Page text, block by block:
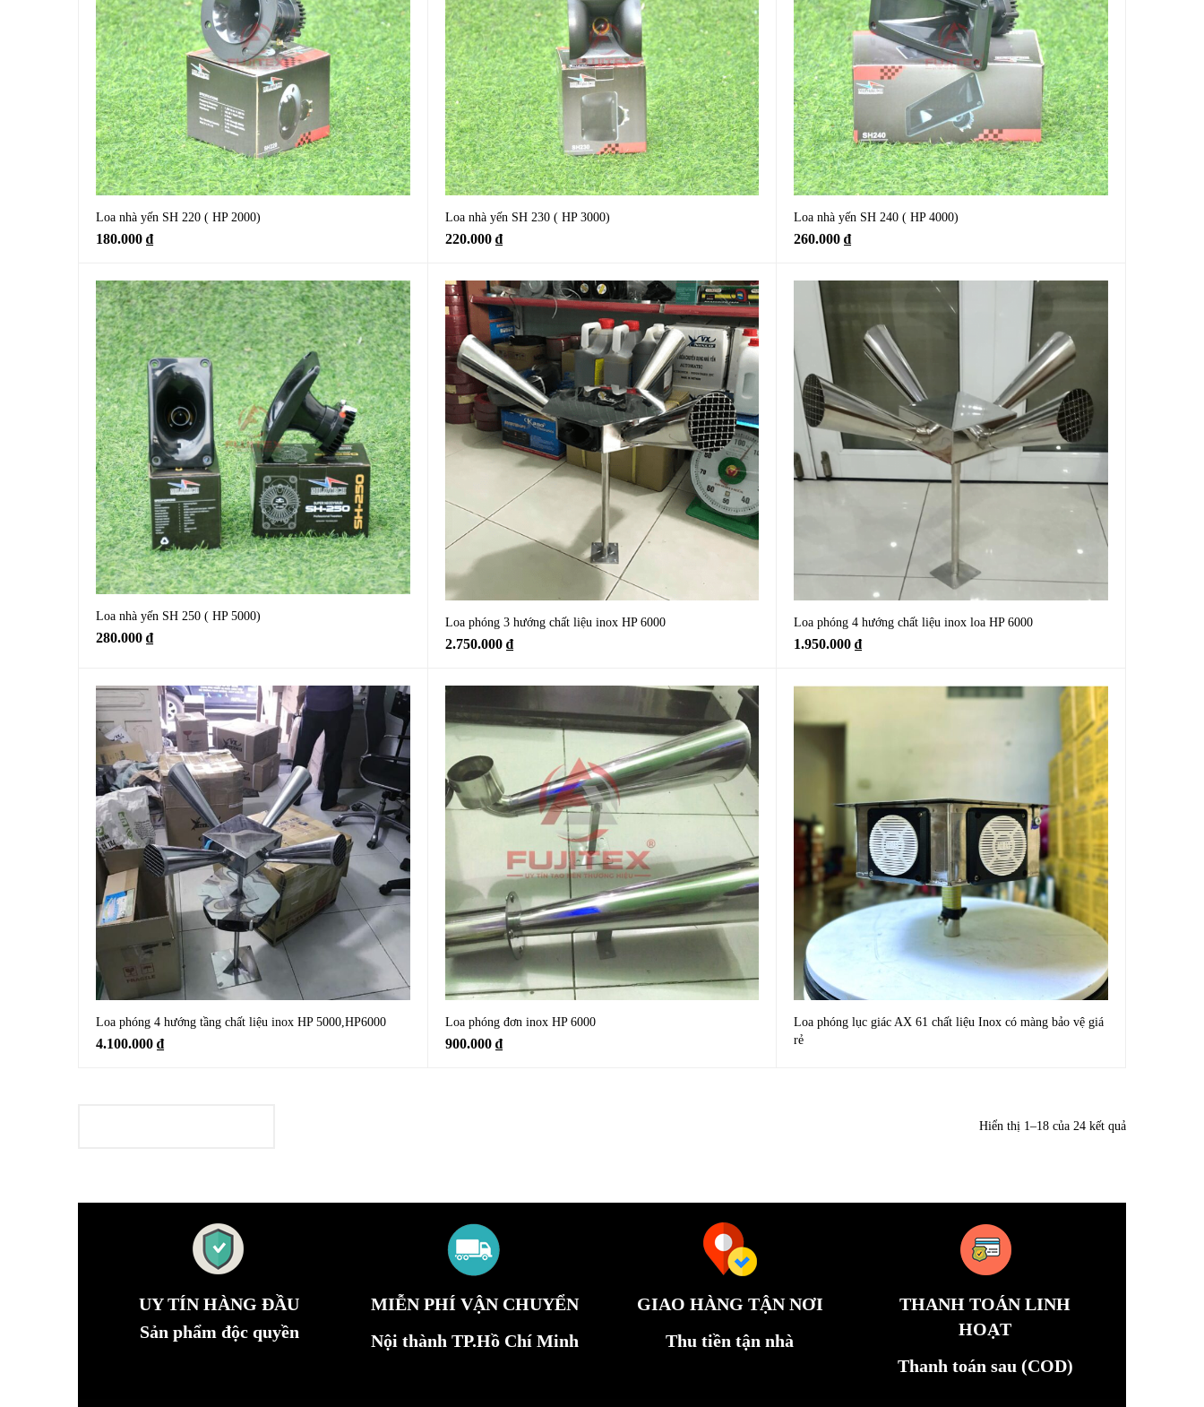
Loa nhà yến SH 220 ( HP 2000)
180.000 ₫
Loa nhà yến SH 230 ( HP 3000)
220.000 ₫
Loa nhà yến SH 240 ( HP 4000)
260.000₫
Loa nhà yến SH 250 ( HP 5000)
280.000 ₫
Loa phóng 3 hướng chất liệu inox HP 6000
2.750.000 ₫
Loa phóng 4 hướng chất liệu inox loa HP 6000
1.950.000₫
Loa phóng 4 hướng tầng chất liệu inox HP 5000,HP6000
4.100.000 ₫
Loa phóng đơn inox HP 6000
900.000 ₫
Loa phóng lục giác AX 61 chất liệu Inox có màng bảo vệ giá
rẻ
Hiển thị 1–18 của 24 kết quả
UY TÍN HÀNG ĐẦU
Sản phẩm độc quyền
MIỄN PHÍ VẬN CHUYỂN
Nội thành TP.Hồ Chí Minh
GIAO HÀNG TẬN NƠI
Thu tiền tận nhà
THANH TOÁN LINH
HOẠT
Thanh toán sau (COD)